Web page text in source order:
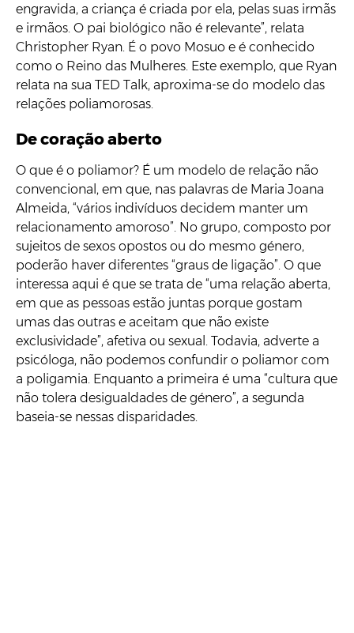
engravida, a criança é criada por ela, pelas suas irmãs
e irmãos. O pai biológico não é relevante”, relata
Christopher Ryan. É o povo Mosuo e é conhecido
como o Reino das Mulheres. Este exemplo, que Ryan
relata na sua TED Talk, aproxima-se do modelo das
relações poliamorosas.
De coração aberto
O que é o poliamor? É um modelo de relação não
convencional, em que, nas palavras de Maria Joana
Almeida, “vários indivíduos decidem manter um
relacionamento amoroso”. No grupo, composto por
sujeitos de sexos opostos ou do mesmo género,
poderão haver diferentes “graus de ligação”. O que
interessa aqui é que se trata de “uma relação aberta,
em que as pessoas estão juntas porque gostam
umas das outras e aceitam que não existe
exclusividade”, afetiva ou sexual. Todavia, adverte a
psicóloga, não podemos confundir o poliamor com
a poligamia. Enquanto a primeira é uma “cultura que
não tolera desigualdades de género”, a segunda
baseia-se nessas disparidades.